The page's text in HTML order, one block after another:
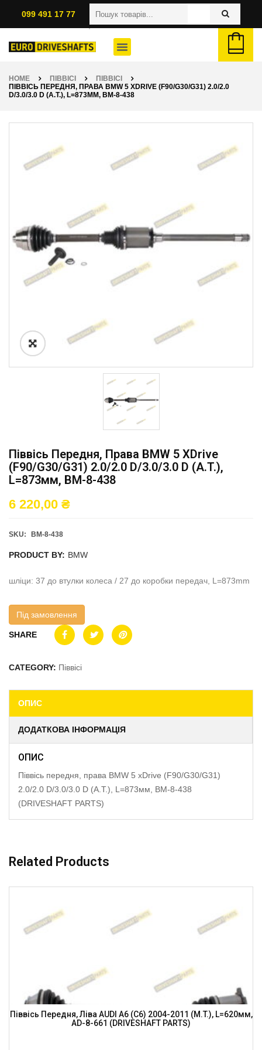
099 491 17 77
HOME ПІВВІСІ
ПІВВІСІ
ПІВВІСЬ ПЕРЕДНЯ, ПРАВА BMW 5 XDRIVE (F90/G30/G31) 2.0/2.0
D/3.0/3.0 D (A.T.), L=873ММ, BM-8-438
Піввісь Передня, Права BMW 5 XDrive
(F90/G30/G31) 2.0/2.0 D/3.0/3.0 D (A.T.),
L=873мм, BM-8-438
6 220,00 ₴
SKU: BM-8-438
PRODUCT BY: BMW
шліци: 37 до втулки колеса / 27 до коробки передач, L=873mm
Під замовлення
SHARE
CATEGORY: Піввісі
ОПИС
ДОДАТКОВА ІНФОРМАЦІЯ
ОПИС
Піввісь передня, права BMW 5 xDrive (F90/G30/G31)
2.0/2.0 D/3.0/3.0 D (A.T.), L=873мм, BM-8-438
(DRIVESHAFT PARTS)
Related Products
Піввісь Передня, Ліва AUDI A6 (C6) 2004-2011 (M.T.), L=620мм,
AD-8-661 (DRIVESHAFT PARTS)